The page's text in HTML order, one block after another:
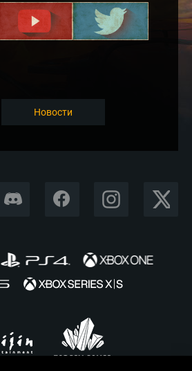
Новости
DISCORD FACEBOOK INSTAGRAM X CORP